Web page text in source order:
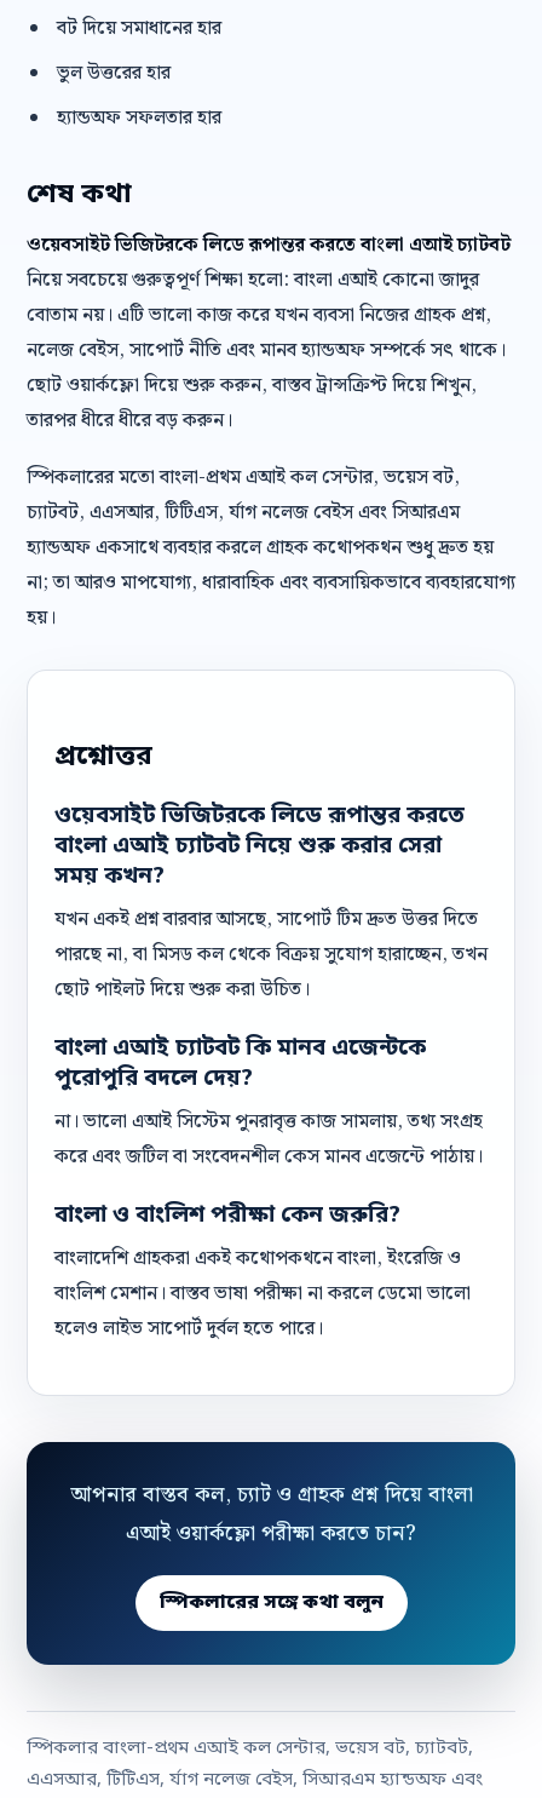
বট দিয়ে সমাধানের হার
ভুল উত্তরের হার
হ্যান্ডঅফ সফলতার হার
শেষ কথা
ওয়েবসাইট ভিজিটরকে লিডে রূপান্তর করতে বাংলা এআই চ্যাটবট
নিয়ে সবচেয়ে গুরুত্বপূর্ণ শিক্ষা হলো: বাংলা এআই কোনো জাদুর
বোতাম নয়। এটি ভালো কাজ করে যখন ব্যবসা নিজের গ্রাহক প্রশ্ন,
নলেজ বেইস, সাপোর্ট নীতি এবং মানব হ্যান্ডঅফ সম্পর্কে সৎ থাকে।
ছোট ওয়ার্কফ্লো দিয়ে শুরু করুন, বাস্তব ট্রান্সক্রিপ্ট দিয়ে শিখুন,
তারপর ধীরে ধীরে বড় করুন।
স্পিকলারের মতো বাংলা-প্রথম এআই কল সেন্টার, ভয়েস বট,
চ্যাটবট, এএসআর, টিটিএস, র্যাগ নলেজ বেইস এবং সিআরএম
হ্যান্ডঅফ একসাথে ব্যবহার করলে গ্রাহক কথোপকথন শুধু দ্রুত হয়
না; তা আরও মাপযোগ্য, ধারাবাহিক এবং ব্যবসায়িকভাবে ব্যবহারযোগ্য
হয়।
প্রশ্নোত্তর
ওয়েবসাইট ভিজিটরকে লিডে রূপান্তর করতে
বাংলা এআই চ্যাটবট নিয়ে শুরু করার সেরা
সময় কখন?
যখন একই প্রশ্ন বারবার আসছে, সাপোর্ট টিম দ্রুত উত্তর দিতে
পারছে না, বা মিসড কল থেকে বিক্রয় সুযোগ হারাচ্ছেন, তখন
ছোট পাইলট দিয়ে শুরু করা উচিত।
বাংলা এআই চ্যাটবট কি মানব এজেন্টকে
পুরোপুরি বদলে দেয়?
না। ভালো এআই সিস্টেম পুনরাবৃত্ত কাজ সামলায়, তথ্য সংগ্রহ
করে এবং জটিল বা সংবেদনশীল কেস মানব এজেন্টে পাঠায়।
বাংলা ও বাংলিশ পরীক্ষা কেন জরুরি?
বাংলাদেশি গ্রাহকরা একই কথোপকথনে বাংলা, ইংরেজি ও
বাংলিশ মেশান। বাস্তব ভাষা পরীক্ষা না করলে ডেমো ভালো
হলেও লাইভ সাপোর্ট দুর্বল হতে পারে।
আপনার বাস্তব কল, চ্যাট ও গ্রাহক প্রশ্ন দিয়ে বাংলা
এআই ওয়ার্কফ্লো পরীক্ষা করতে চান?
স্পিকলারের সঙ্গে কথা বলুন
স্পিকলার বাংলা-প্রথম এআই কল সেন্টার, ভয়েস বট, চ্যাটবট,
এএসআর, টিটিএস, র্যাগ নলেজ বেইস, সিআরএম হ্যান্ডঅফ এবং